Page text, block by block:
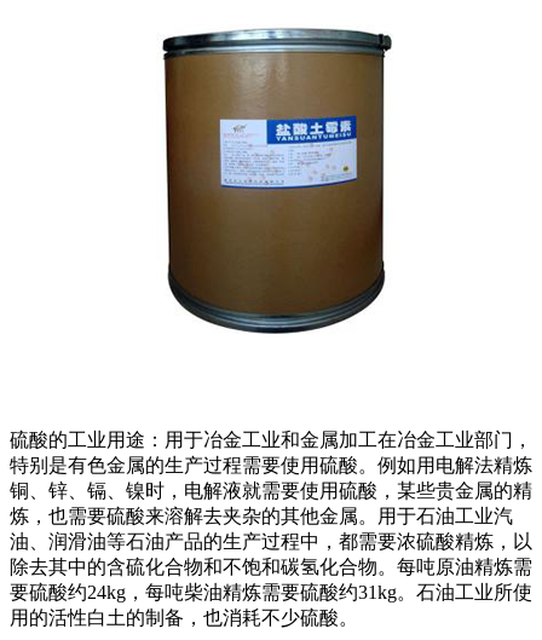
硫酸的工业用途：用于冶金工业和金属加工在冶金工业部门，
特别是有色金属的生产过程需要使用硫酸。例如用电解法精炼
铜、锌、镉、镍时，电解液就需要使用硫酸，某些贵金属的精
炼，也需要硫酸来溶解去夹杂的其他金属。用于石油工业汽
油、润滑油等石油产品的生产过程中，都需要浓硫酸精炼，以
除去其中的含硫化合物和不饱和碳氢化合物。每吨原油精炼需
要硫酸约24kg，每吨柴油精炼需要硫酸约31kg。石油工业所使
用的活性白土的制备，也消耗不少硫酸。